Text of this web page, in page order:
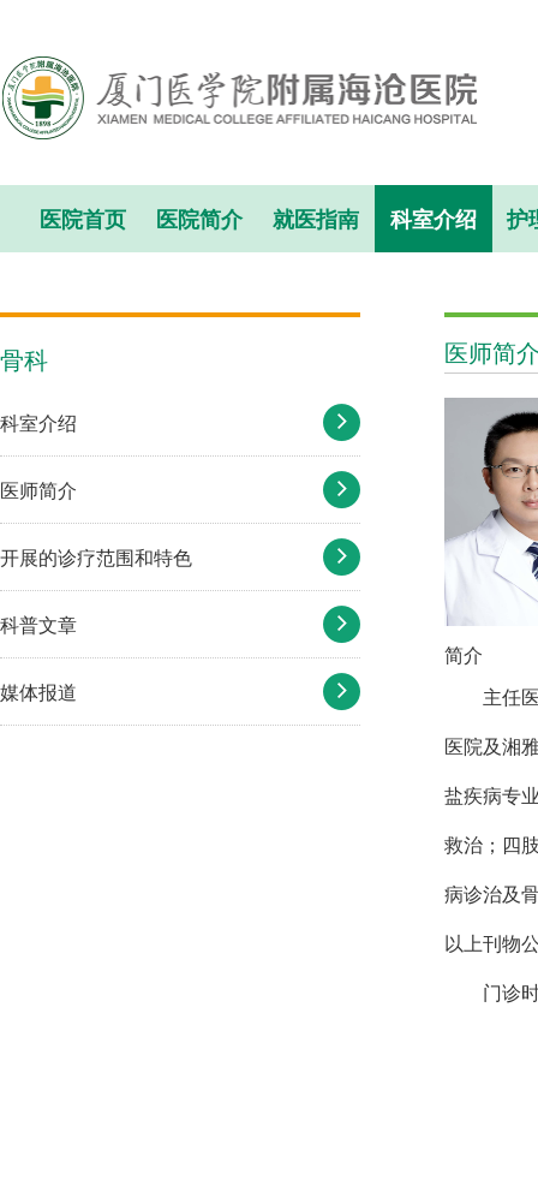
医院首页 医院简介 就医指南 科室介绍 护
医师简
简介
主任
医院及湘
盐疾病专
救治；四
病诊治及
以上刊物
门诊
骨科
科室介绍
医师简介
开展的诊疗范围和特色
科普文章
媒体报道